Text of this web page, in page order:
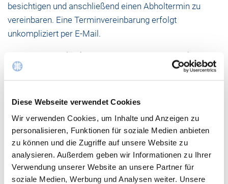
Diese Webseite verwendet Cookies
Wir verwenden Cookies, um Inhalte und Anzeigen zu
personalisieren, Funktionen für soziale Medien anbieten
zu können und die Zugriffe auf unsere Website zu
analysieren. Außerdem geben wir Informationen zu Ihrer
Verwendung unserer Website an unsere Partner für
soziale Medien, Werbung und Analysen weiter. Unsere
besichtigen und anschließend einen Abholtermin zu
vereinbaren. Eine Terminvereinbarung erfolgt
unkompliziert per E-Mail.
Der gesamte Erlös kommt
zugute, dem
Förderverein zur Unterstützung onkologischer und
palliativmedizinischer Patienten in Eschweiler. Für jede
Spende wird selbstverständlich eine Spendenquittung
Es wird darauf hingewiesen, dass die Spinde teilweise
schwer und unhandlich sind. Der Transport muss
eigenständig organisiert werden. Die Lagerung erfolgt
ebenerdig, wodurch die Abholung erleichtert wird.